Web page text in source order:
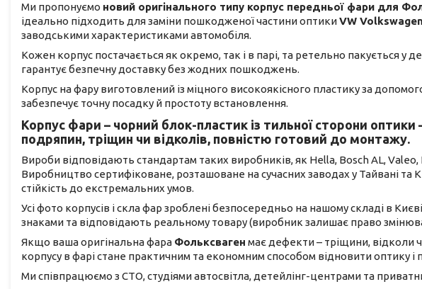
Ми пропонуємо новий оригінального типу корпус передньої фари для
ідеально підходить для заміни пошкодженої частини оптикиVW Volkswagen
заводськими характеристиками автомобіля.
Кожен корпус постачається як окремо, так і в парі, та ретельно пакується у
гарантує безпечну доставку без жодних пошкоджень.
Корпус на фару виготовлений із міцного високоякісного пластику за
забезпечує точну посадку й простоту встановлення.
Корпус фари – чорний блок-пластик із тильної сторони
подряпин, тріщин чи відколів, повністю готовий до монтажу.
Вироби відповідають стандартам таких виробників, як Hella, Bosch AL,
Виробництво сертифіковане, розташоване на сучасних заводах у Тайвані та
стійкість до екстремальних умов.
Усі фото корпусів і скла фар зроблені безпосередньо на нашому складі в
знаками та відповідають реальному товару (виробник залишає право
Якщо ваша оригінальна фара Фольксваген має дефекти – тріщини, відколи
корпусу в фарі стане практичним та економним способом відновити оптику
Ми співпрацюємо з СТО, студіями автосвітла, детейлінг-центрами та